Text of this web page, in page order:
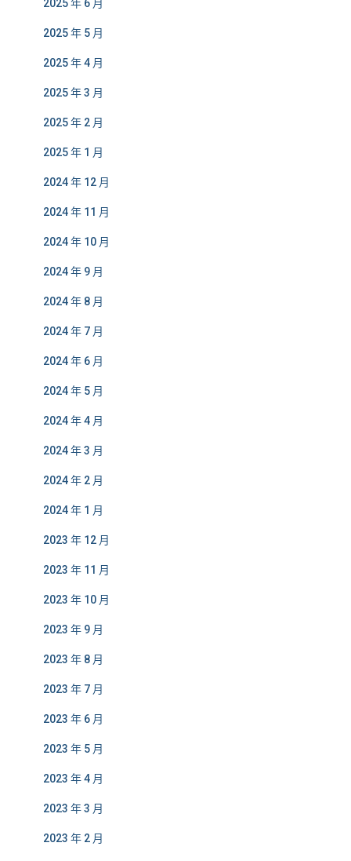
2025 年 6 月
2025 年 5 月
2025 年 4 月
2025 年 3 月
2025 年 2 月
2025 年 1 月
2024 年 12 月
2024 年 11 月
2024 年 10 月
2024 年 9 月
2024 年 8 月
2024 年 7 月
2024 年 6 月
2024 年 5 月
2024 年 4 月
2024 年 3 月
2024 年 2 月
2024 年 1 月
2023 年 12 月
2023 年 11 月
2023 年 10 月
2023 年 9 月
2023 年 8 月
2023 年 7 月
2023 年 6 月
2023 年 5 月
2023 年 4 月
2023 年 3 月
2023 年 2 月